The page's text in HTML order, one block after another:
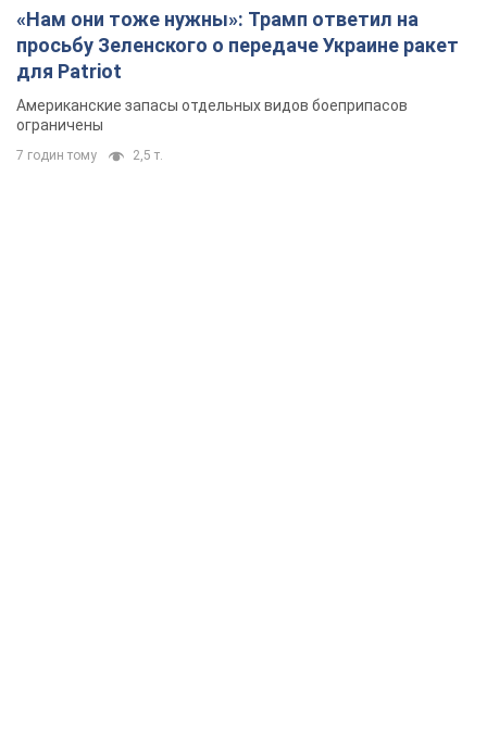
«Нам они тоже нужны»: Трамп ответил на
просьбу Зеленского о передаче Украине ракет
для Patriot
Американские запасы отдельных видов боеприпасов
ограничены
7 годин тому 2,5 т.